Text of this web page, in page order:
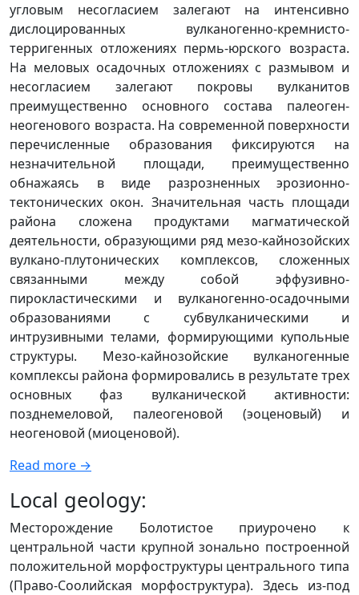
угловым несогласием залегают на интенсивно
дислоцированных вулканогенно-кремнисто-
терригенных отложениях пермь-юрского возраста.
На меловых осадочных отложениях с размывом и
несогласием залегают покровы вулканитов
преимущественно основного состава палеоген-
неогенового возраста. На современной поверхности
перечисленные образования фиксируются на
незначительной площади, преимущественно
обнажаясь в виде разрозненных эрозионно-
тектонических окон. Значительная часть площади
района сложена продуктами магматической
деятельности, образующими ряд мезо-кайнозойских
вулкано-плутонических комплексов, сложенных
связанными между собой эффузивно-
пирокластическими и вулканогенно-осадочными
образованиями с субвулканическими и
интрузивными телами, формирующими купольные
структуры. Мезо-кайнозойские вулканогенные
комплексы района формировались в результате трех
основных фаз вулканической активности:
позднемеловой, палеогеновой (эоценовый) и
неогеновой (миоценовой).
Read more →
Local geology:
Месторождение Болотистое приурочено к
центральной части крупной зонально построенной
положительной морфоструктуры центрального типа
(Право-Соолийская морфоструктура). Здесь из-под